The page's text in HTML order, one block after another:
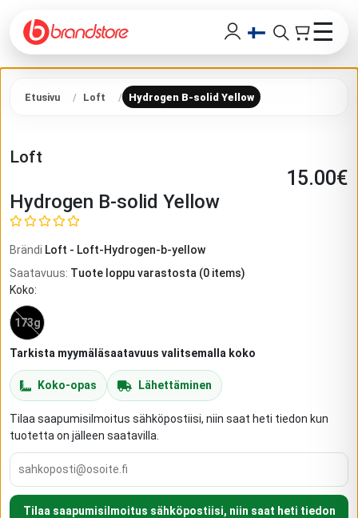
☰
Etusivu Loft Hydrogen B-solid Yellow
Loft
15.00€
Hydrogen B-solid Yellow
Brändi Loft - Loft-Hydrogen-b-yellow
Saatavuus: Tuote loppu varastosta (0 items)
Koko:
173g
Tarkista myymäläsaatavuus valitsemalla koko
Koko-opas Lähettäminen
Tilaa saapumisilmoitus sähköpostiisi, niin saat heti tiedon kun
tuotetta on jälleen saatavilla.
Tilaa saapumisilmoitus sähköpostiisi, niin saat heti tiedon